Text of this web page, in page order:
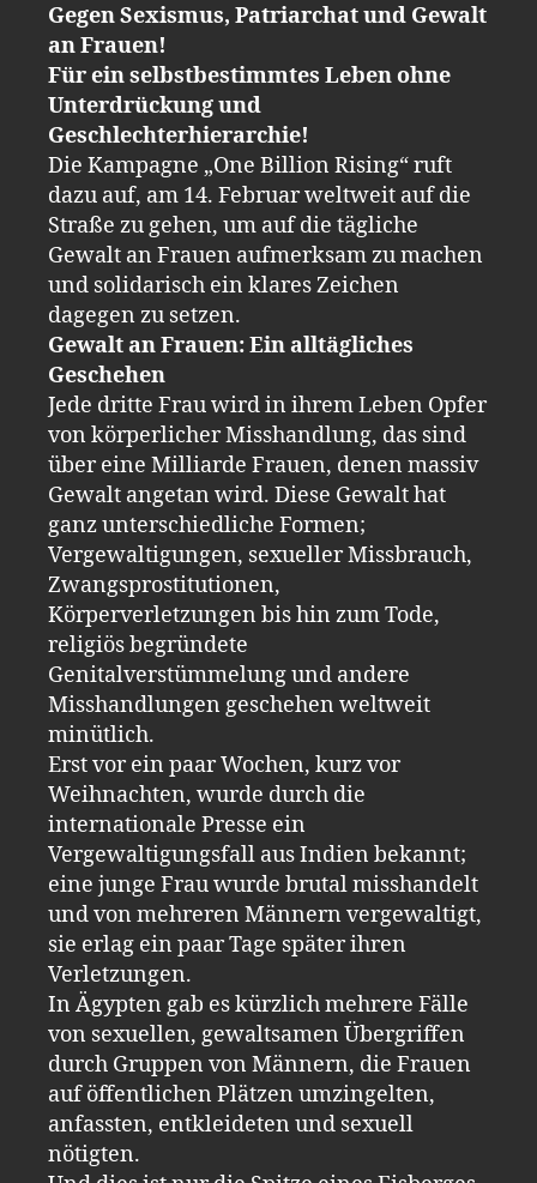
Gegen Sexismus, Patriarchat und Gewalt
an Frauen!
Für ein selbstbestimmtes Leben ohne
Unterdrückung und
Geschlechterhierarchie!
Die Kampagne „One Billion Rising“ ruft
dazu auf, am 14. Februar weltweit auf die
Straße zu gehen, um auf die tägliche
Gewalt an Frauen aufmerksam zu machen
und solidarisch ein klares Zeichen
dagegen zu setzen.
Gewalt an Frauen: Ein alltägliches
Geschehen
Jede dritte Frau wird in ihrem Leben Opfer
von körperlicher Misshandlung, das sind
über eine Milliarde Frauen, denen massiv
Gewalt angetan wird. Diese Gewalt hat
ganz unterschiedliche Formen;
Vergewaltigungen, sexueller Missbrauch,
Zwangsprostitutionen,
Körperverletzungen bis hin zum Tode,
religiös begründete
Genitalverstümmelung und andere
Misshandlungen geschehen weltweit
minütlich.
Erst vor ein paar Wochen, kurz vor
Weihnachten, wurde durch die
internationale Presse ein
Vergewaltigungsfall aus Indien bekannt;
eine junge Frau wurde brutal misshandelt
und von mehreren Männern vergewaltigt,
sie erlag ein paar Tage später ihren
Verletzungen.
In Ägypten gab es kürzlich mehrere Fälle
von sexuellen, gewaltsamen Übergriffen
durch Gruppen von Männern, die Frauen
auf öffentlichen Plätzen umzingelten,
anfassten, entkleideten und sexuell
nötigten.